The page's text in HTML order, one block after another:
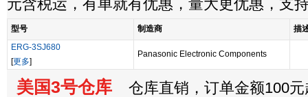
元含税运，有单就有优惠，量大更优惠，支
型号 制造商
描
ERG-3SJ680
[更多]
Panasonic Electronic Components
美国3号仓库 仓库直销，订单金额100元